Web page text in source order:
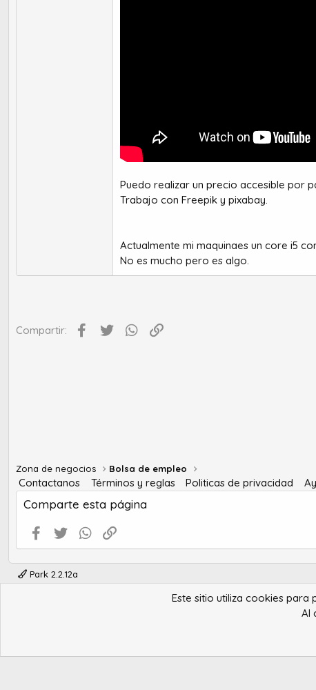
Puedo realizar un precio accesible por
Trabajo con Freepik y pixabay.
Actualmente mi maquinaes un core i5
No es mucho pero es algo.
Compartir: Facebook
Twitter WhatsApp
Zona de negocios Bolsa de empleo
Contactanos Términos y reglas Politicas de privacidad
Comparte esta página
Facebook
Twitter WhatsApp
Park 2.2.12a
Este sitio utiliza cookies para
Al